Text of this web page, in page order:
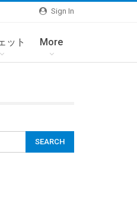
Sign In
ット More